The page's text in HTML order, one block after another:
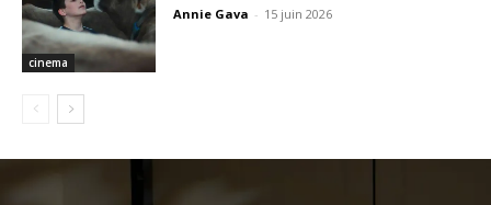
cinema
Annie Gava - 15 juin 2026